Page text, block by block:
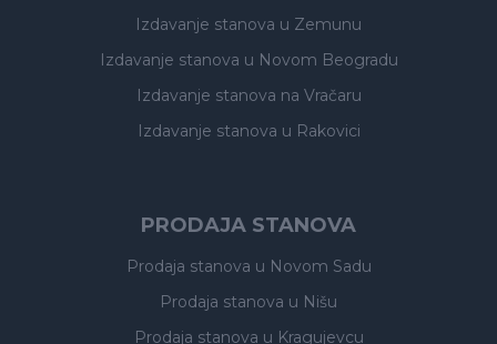
Izdavanje stanova u Zemunu
Izdavanje stanova u Novom Beogradu
Izdavanje stanova na Vračaru
Izdavanje stanova u Rakovici
PRODAJA STANOVA
Prodaja stanova u Novom Sadu
Prodaja stanova u Nišu
Prodaja stanova u Kragujevcu